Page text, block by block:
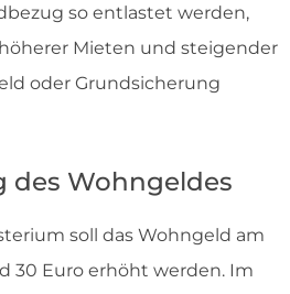
so entlastet werden,
Mieten und steigender
oder Grundsicherung
des Wohngeldes
soll das Wohngeld am
30 Euro erhöht werden. Im